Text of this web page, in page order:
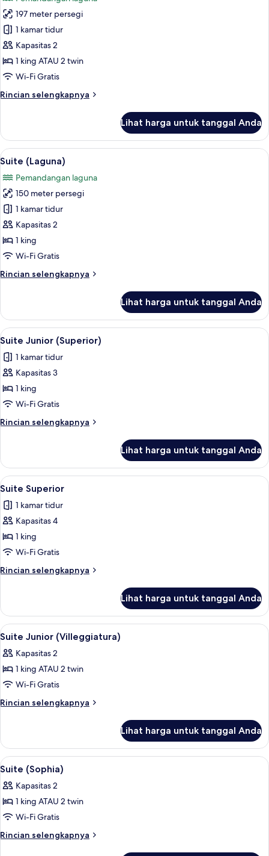
untuk
Suite
(Serenissima)
197 meter persegi
1 kamar tidur
Kapasitas 2
1 king ATAU 2 twin
Wi-Fi Gratis
Rincian selengkapnya
Rincian
Suite
(Serenissima)
Lihat harga untuk tanggal Anda
Lihat
semua
foto
untuk
Suite
(Laguna)
Suite (Laguna) | Seprai antialergi,
5
Suite (Laguna)
Pemandangan laguna
150 meter persegi
1 kamar tidur
Kapasitas 2
1 king
Wi-Fi Gratis
Rincian selengkapnya
Rincian
Suite
(Laguna)
Lihat harga untuk tanggal Anda
Lihat
semua
foto
untuk
Suite
Junior
(Superior)
Suite Junior (Superior) | Seprai
8
Suite Junior (Superior)
1 kamar tidur
Kapasitas 3
1 king
Wi-Fi Gratis
Rincian selengkapnya
Rincian
Suite
Junior
(Superior)
Lihat harga untuk tanggal Anda
Lihat
semua
foto
untuk
Suite
Superior
Suite Superior | Seprai antialergi,
7
Suite Superior
1 kamar tidur
Kapasitas 4
1 king
Wi-Fi Gratis
Rincian selengkapnya
Rincian
Suite
Superior
Lihat harga untuk tanggal Anda
Lihat
semua
foto
untuk
Suite
Junior
Suite Junior (Villeggiatura) | Seprai
7
Suite Junior (Villeggiatura)
Kapasitas 2
1 king ATAU 2 twin
Wi-Fi Gratis
Rincian selengkapnya
Rincian
Suite
Junior
(Villeggiatura)
Lihat harga untuk tanggal Anda
Lihat
semua
foto
untuk
Suite
(Sophia)
Suite (Sophia) | Seprai antialergi,
5
Suite (Sophia)
Kapasitas 2
1 king ATAU 2 twin
Wi-Fi Gratis
Rincian selengkapnya
Rincian